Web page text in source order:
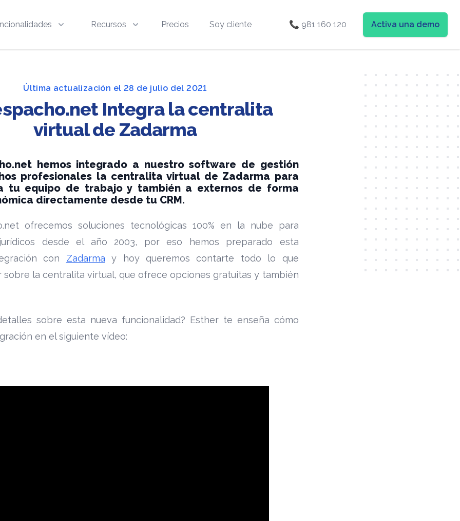
Recursos Precios Soy cliente 📞 981 160 120 Activa una demo
Última actualización el 28 de julio del 2021
Integra la centralita
virtual de Zadarma
hemos integrado a nuestro software de gestión
profesionales la centralita virtual de Zadarma para
tu equipo de trabajo y también a externos de forma
directamente desde tu CRM.
ofrecemos soluciones tecnológicas 100% en la nube para
desde el año 2003, por eso hemos preparado esta
con Zadarma y hoy queremos contarte todo lo que
sobre la centralita virtual, queofrece opciones gratuitas y también
sobre esta nueva funcionalidad? Esther te enseña cómo
en el siguiente vídeo: